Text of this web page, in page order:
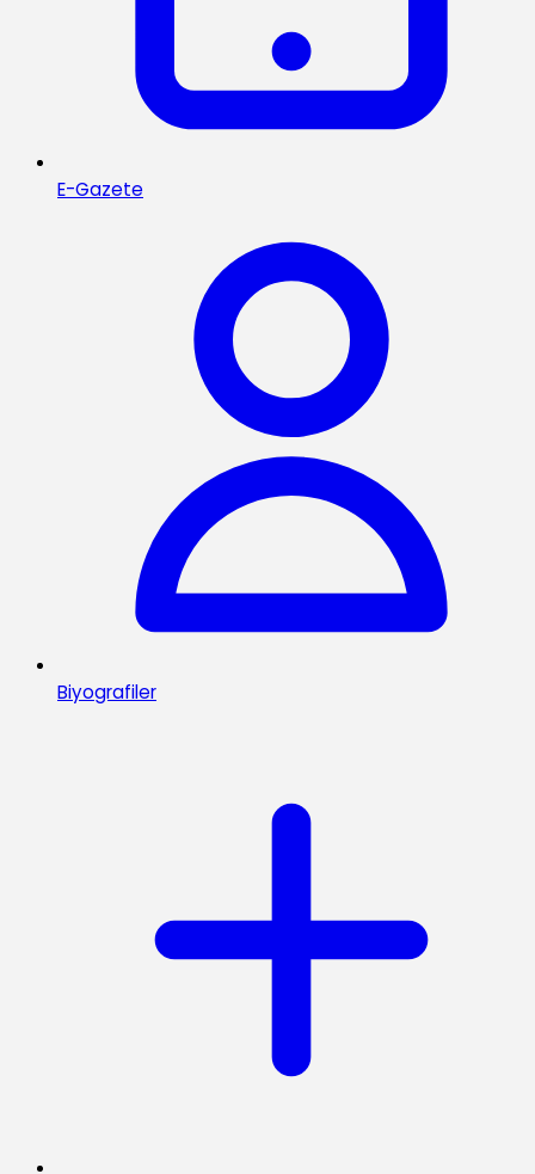
E-Gazete
Biyografiler